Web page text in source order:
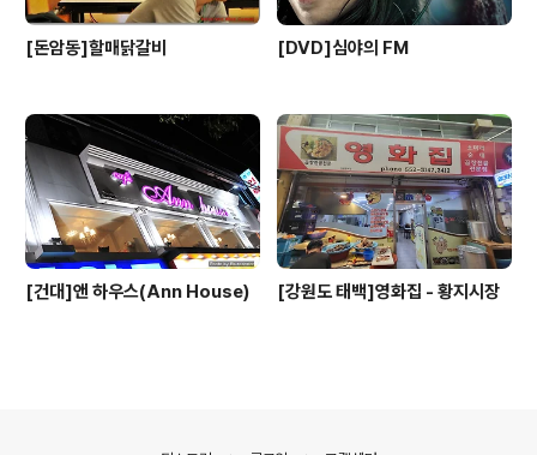
[돈암동]할매닭갈비 [DVD]심야의 FM
[건대]앤 하우스(Ann House) [강원도 태백]영화집 - 황지시장